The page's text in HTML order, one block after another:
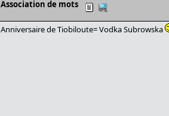
Association de mots
Anniversaire de Tiobiloute= Vodka Subrowska